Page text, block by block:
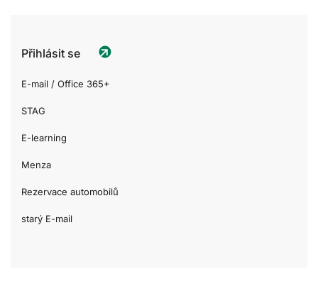
Přihlásit se
E-mail / Office 365+
STAG
E-learning
Menza
Rezervace automobilů
starý E-mail